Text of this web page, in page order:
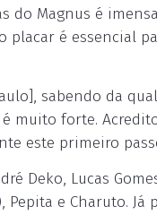
do Magnus é
placar é essencial
sabendo da
muito forte.
este primeiro
Deko, Lucas
Pepita e Charuto.